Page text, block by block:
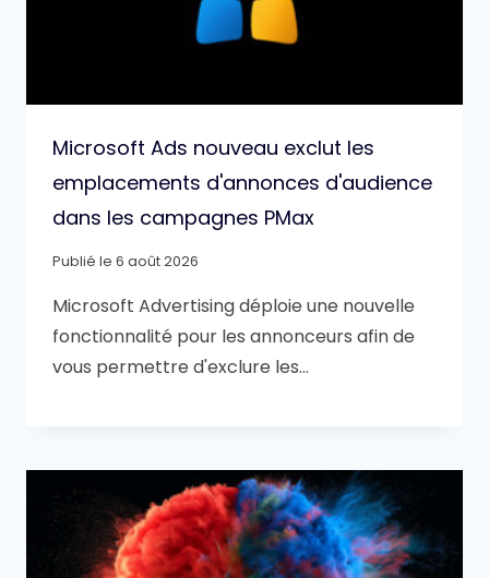
Microsoft Ads nouveau exclut les
emplacements d'annonces d'audience
dans les campagnes PMax
Publié le 6 août 2026
Microsoft Advertising déploie une nouvelle
fonctionnalité pour les annonceurs afin de
vous permettre d'exclure les…